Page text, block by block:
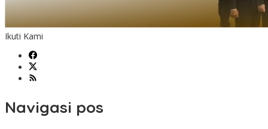
Ikuti Kami
Navigasi pos